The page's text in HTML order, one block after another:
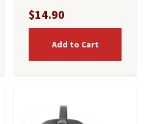
$14.90
Add to Cart